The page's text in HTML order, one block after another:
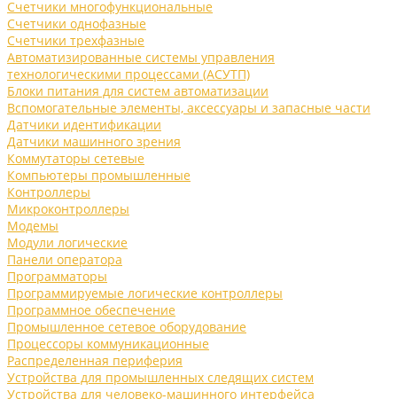
Счетчики многофункциональные
Счетчики однофазные
Счетчики трехфазные
Автоматизированные системы управления
технологическими процессами (АСУТП)
Блоки питания для систем автоматизации
Вспомогательные элементы, аксессуары и запасные части
Датчики идентификации
Датчики машинного зрения
Коммутаторы сетевые
Компьютеры промышленные
Контроллеры
Микроконтроллеры
Модемы
Модули логические
Панели оператора
Программаторы
Программируемые логические контроллеры
Программное обеспечение
Промышленное сетевое оборудование
Процессоры коммуникационные
Распределенная периферия
Устройства для промышленных следящих систем
Устройства для человеко-машинного интерфейса